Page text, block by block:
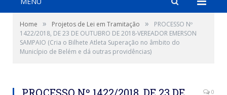
Home » Projetos de Lei em Tramitação »
PROCESSO Nº
1422/2018, DE 23 DE OUTUBRO DE 2018-VEREADOR EMERSON
SAMPAIO (Cria o Bilhete Atleta Superação no âmbito do
Município de Belém e dá outras providências)
0